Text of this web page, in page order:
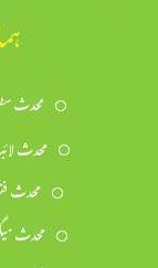
محدث
محدث
محدث
محدث